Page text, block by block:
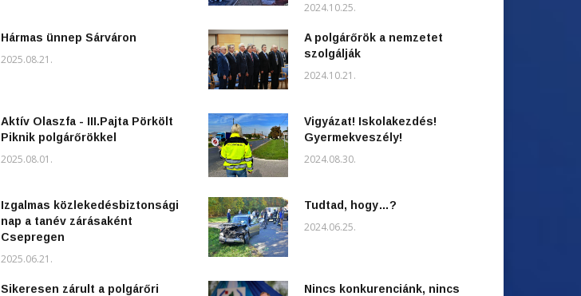
Hármas ünnep Sárváron
2025.08.21.
Aktív Olaszfa - III.Pajta Pörkölt
Piknik polgárőrökkel
2025.08.01.
Izgalmas közlekedésbiztonsági
nap a tanév zárásaként
Csepregen
2025.06.21.
Sikeresen zárult a polgárőri
2024.10.25.
A polgárőrök a nemzetet
szolgálják
2024.10.21.
Vigyázat! Iskolakezdés!
Gyermekveszély!
2024.08.30.
Tudtad, hogy…?
2024.06.25.
Nincs konkurenciánk, nincs